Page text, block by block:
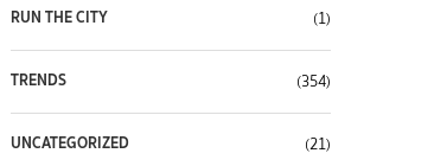
RUN THE CITY (1)
TRENDS (354)
UNCATEGORIZED (21)